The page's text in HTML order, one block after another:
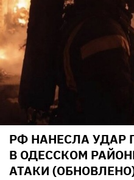
РФ НАНЕСЛА УДАР
В ОДЕССКОМ
АТАКИ